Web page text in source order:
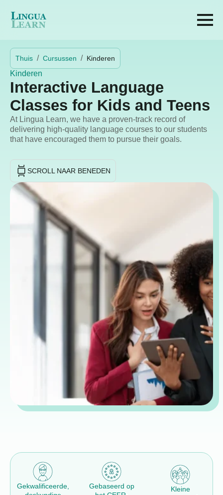
Thuis Cursussen Kinderen
Kinderen
Interactive Language
Classes for Kids and Teens
At Lingua Learn, we have a proven-track record of
delivering high-quality language courses to our students
that have encouraged them to pursue their goals.
SCROLL NAAR BENEDEN
Gekwalificeerde,
Gebaseerd op
Kleine